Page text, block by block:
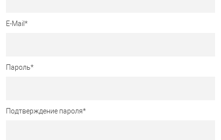
E-Mail *
Пароль*
Подтверждение пароля*